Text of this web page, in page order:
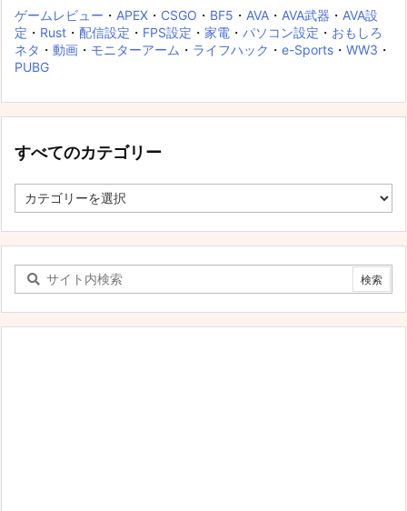
ゲームレビュー ・ APEX ・ CSGO ・ BF5 ・ AVA ・ AVA武器 ・ AVA設
定 ・ Rust ・ 配信設定 ・ FPS設定 ・ 家電 ・ パソコン設定 ・ おもしろ
ネタ ・ 動画 ・ モニターアーム ・ ライフハック ・ e-Sports ・ WW3 ・
PUBG
すべてのカテゴリー
べ
の
ゴ
リ
ー